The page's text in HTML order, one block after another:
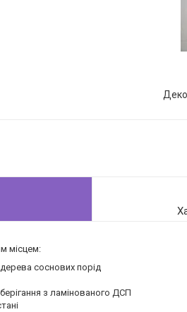
місцем:
соснових порід
з ламінованого ДСП